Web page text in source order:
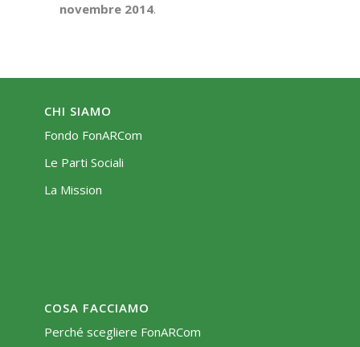
novembre 2014.
CHI SIAMO
Fondo FonARCom
Le Parti Sociali
La Mission
COSA FACCIAMO
Perché scegliere FonARCom